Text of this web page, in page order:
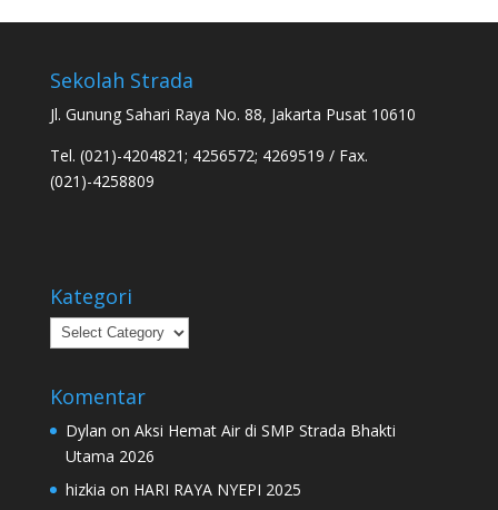
Sekolah Strada
Jl. Gunung Sahari Raya No. 88, Jakarta Pusat 10610
Tel. (021)-4204821; 4256572; 4269519 / Fax.
(021)-4258809
Kategori
Kategori
Komentar
Dylan on Aksi Hemat Air di SMP Strada Bhakti
Utama 2026
hizkia on HARI RAYA NYEPI 2025